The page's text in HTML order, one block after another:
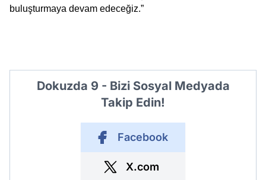
buluşturmaya devam edeceğiz.”
Dokuzda 9 - Bizi Sosyal Medyada
Takip Edin!
Facebook
X.com